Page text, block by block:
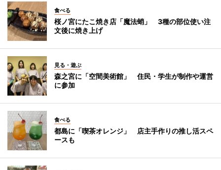
食べる
桜ノ宮にたこ焼き店「魔法蛸」 3種の部位使い注
文後に焼き上げ
見る・遊ぶ
森之宮に「空間美術館」 住民・学生が制作や運営
に参加
食べる
都島に「喫茶オレンジ」 店主手作りの推し活スペ
ースも